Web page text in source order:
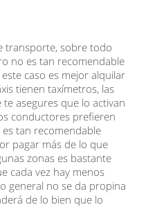
transporte, sobre todo
no es tan recomendable
caso es mejor alquilar
tienen taxímetros, las
te asegures que lo activan
conductores prefieren
tan recomendable
pagar más de lo que
zonas es bastante
cada vez hay menos
general no se da propina
de lo bien que lo